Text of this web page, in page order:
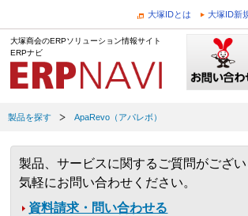
大塚IDとは 大塚ID新
大塚商会のERPソリューション情報サイト
ERPナビ
製品を探す ApaRevo（アパレボ）
製品、サービスに関するご質問がござ
気軽にお問い合わせください。
資料請求・問い合わせる